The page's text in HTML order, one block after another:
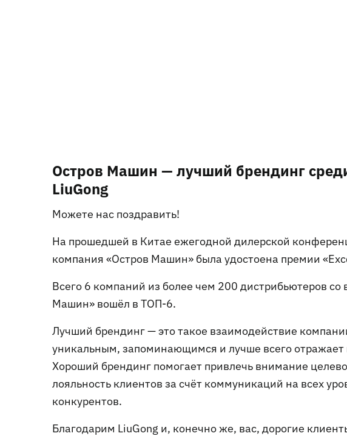
Остров Машин — лучший брендинг
LiuGong
Можете нас поздравить!
На прошедшей в Китае ежегодной дилерской
компания «Остров Машин» была удостоена премии
Всего 6 компаний из более чем 200 дистрибьютеров
Машин» вошёл в ТОП-6.
Лучший брендинг — это такое взаимодействие
уникальным, запоминающимся и лучше всего
Хороший брендинг помогает привлечь внимание
лояльность клиентов за счёт коммуникаций на всех
конкурентов.
Благодарим LiuGong и, конечно же, вас, дорогие